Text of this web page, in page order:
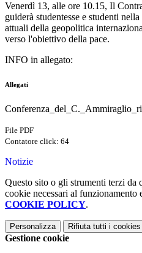
Venerdì 13, alle ore 10.15, Il
guiderà studentesse e studenti
attuali della geopolitica
verso l'obiettivo della pace.
INFO in allegato:
Allegati
File PDF
Contatore click: 64
Notizie
Questo sito o gli strumenti terzi da
cookie necessari al
COOKIE POLICY.
Personalizza Rifiuta tutti i cookies
Gestione cookie